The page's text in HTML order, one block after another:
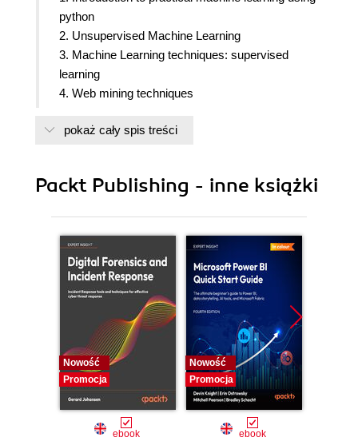
python
2. Unsupervised Machine Learning
3. Machine Learning techniques: supervised
learning
4. Web mining techniques
6. Getting Started with Django
8. Sentiment Analyser application on Movie
pokaż cały spis treści
Packt Publishing - inne książki
Nowość
Promocja
ebook
Nowość
Promocja
ebook